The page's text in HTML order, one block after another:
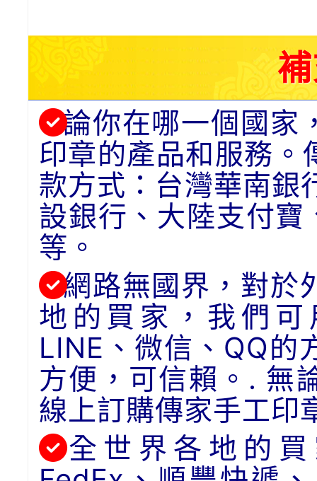
論你在哪一個國家
印章的產品和服務。
款方式：台灣華南銀
設銀行、大陸支付
等。
網路無國界，對於
地的買家，我們
LINE、微信、QQ的
方便，可信賴。. 無
線上訂購傳家手工印
全世界各地的買